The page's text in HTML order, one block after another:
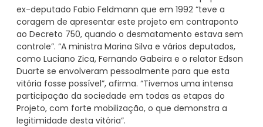
ex-deputado Fabio Feldmann que em 1992 “teve a
coragem de apresentar este projeto em contraponto
ao Decreto 750, quando o desmatamento estava sem
controle”. “A ministra Marina Silva e vários deputados,
como Luciano Zica, Fernando Gabeira e o relator Edson
Duarte se envolveram pessoalmente para que esta
vitória fosse possível”, afirma. “Tivemos uma intensa
participação da sociedade em todas as etapas do
Projeto, com forte mobilização, o que demonstra a
legitimidade desta vitória”.